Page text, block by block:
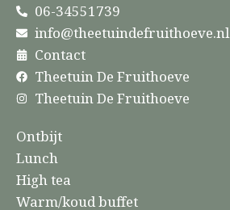
06-34551739
info@theetuindefruithoeve.nl
Contact
Theetuin De Fruithoeve
Theetuin De Fruithoeve
Ontbijt
Lunch
High tea
Warm/koud buffet